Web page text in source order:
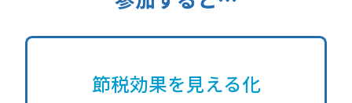
節税効果を見える化